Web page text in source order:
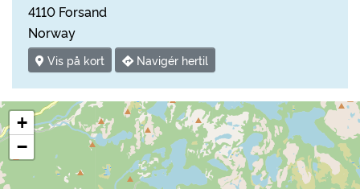
4110 Forsand
Norway
Vis på kort Navigér hertil
+
−